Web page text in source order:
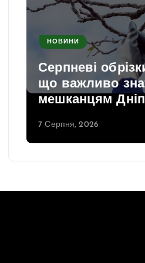
НОВИНИ
Серпневі
що важливо
мешканцям
7 Серпня, 2026